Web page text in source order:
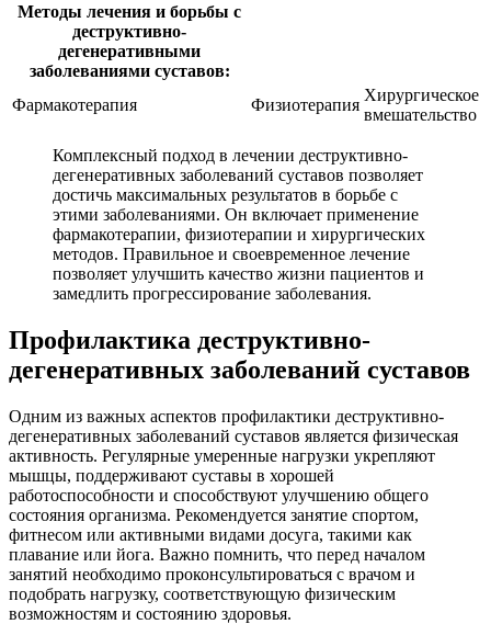
Методы лечения и борьбы с
деструктивно-
дегенеративными
заболеваниями суставов:
Фармакотерапия
Физиотерапия
Хирургическое
вмешательство
Комплексный подход в лечении деструктивно-
дегенеративных заболеваний суставов позволяет
достичь максимальных результатов в борьбе с
этими заболеваниями. Он включает применение
фармакотерапии, физиотерапии и хирургических
методов. Правильное и своевременное лечение
позволяет улучшить качество жизни пациентов и
замедлить прогрессирование заболевания.
Профилактика деструктивно-
дегенеративных заболеваний суставов
Одним из важных аспектов профилактики деструктивно-
дегенеративных заболеваний суставов является физическая
активность. Регулярные умеренные нагрузки укрепляют
мышцы, поддерживают суставы в хорошей
работоспособности и способствуют улучшению общего
состояния организма. Рекомендуется занятие спортом,
фитнесом или активными видами досуга, такими как
плавание или йога. Важно помнить, что перед началом
занятий необходимо проконсультироваться с врачом и
подобрать нагрузку, соответствующую физическим
возможностям и состоянию здоровья.